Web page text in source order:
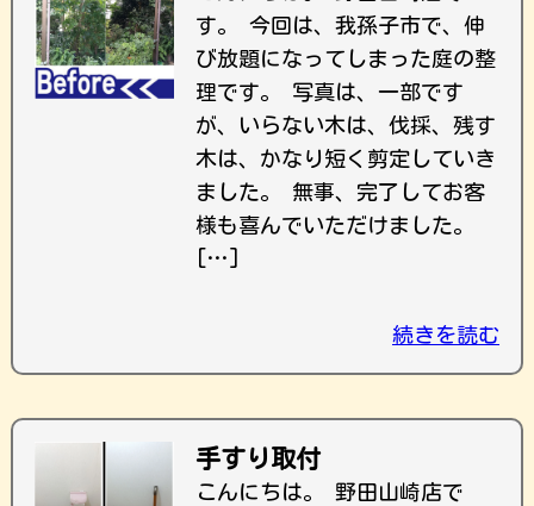
す。 今回は、我孫子市で、伸
び放題になってしまった庭の整
理です。 写真は、一部です
が、いらない木は、伐採、残す
木は、かなり短く剪定していき
ました。 無事、完了してお客
様も喜んでいただけました。
[…]
続きを読む
手すり取付
こんにちは。 野田山崎店で